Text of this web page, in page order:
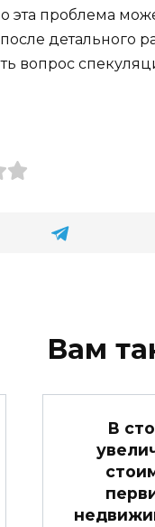
эта проблема
детального
вопрос
Вам
В